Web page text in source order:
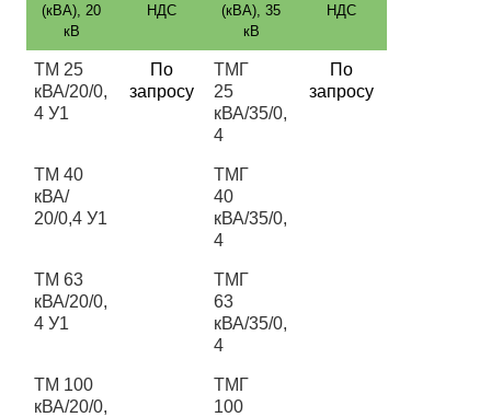
(кВА), 20
кВ
НДС
(кВА), 35
кВ
НДС
ТМ 25
кВА/20/0,
4 У1
По
запросу
ТМГ
25
кВА/35/0,
4
По
запросу
ТМ 40
кВА/
20/0,4 У1
ТМГ
40
кВА/35/0,
4
ТМ 63
кВА/20/0,
4 У1
ТМГ
63
кВА/35/0,
4
ТМ 100
кВА/20/0,
ТМГ
100